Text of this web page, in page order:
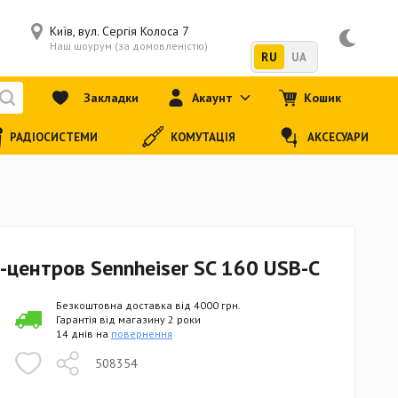
Sennheiser SC 160 USB-C
508354
Безкоштовна доставка від 4000 грн.
Гарантія від магазину 2 роки
14 днів на повернення
Київ, вул. Сергія Колоса 7
Наш шоурум (за домовленістю)
RU UA
Закладки Акаунт Кошик
РАДІОСИСТЕМИ КОМУТАЦІЯ АКСЕСУАРИ